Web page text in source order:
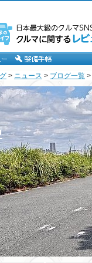
> ニュース > ブログ一覧 >